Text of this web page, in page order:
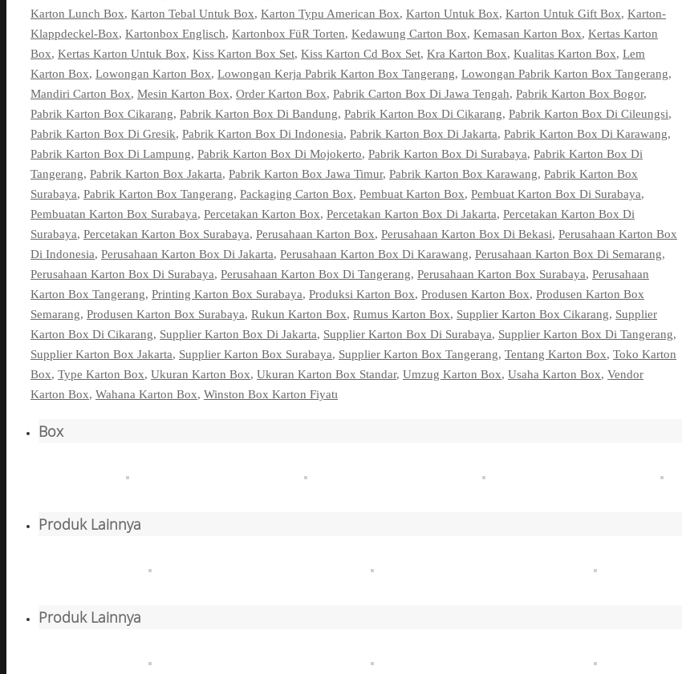
Karton Lunch Box, Karton Tebal Untuk Box, Karton Typu American Box, Karton Untuk Box, Karton Untuk Gift Box, Karton-
Klappdeckel-Box, Kartonbox Englisch, Kartonbox FüR Torten, Kedawung Carton Box, Kemasan Karton Box, Kertas Karton
Box, Kertas Karton Untuk Box, Kiss Karton Box Set, Kiss Karton Cd Box Set, Kra Karton Box, Kualitas Karton Box, Lem
Karton Box, Lowongan Karton Box, Lowongan Kerja Pabrik Karton Box Tangerang, Lowongan Pabrik Karton Box Tangerang,
Mandiri Carton Box, Mesin Karton Box, Order Karton Box, Pabrik Carton Box Di Jawa Tengah, Pabrik Karton Box Bogor,
Pabrik Karton Box Cikarang, Pabrik Karton Box Di Bandung, Pabrik Karton Box Di Cikarang, Pabrik Karton Box Di Cileungsi,
Pabrik Karton Box Di Gresik, Pabrik Karton Box Di Indonesia, Pabrik Karton Box Di Jakarta, Pabrik Karton Box Di Karawang,
Pabrik Karton Box Di Lampung, Pabrik Karton Box Di Mojokerto, Pabrik Karton Box Di Surabaya, Pabrik Karton Box Di
Tangerang, Pabrik Karton Box Jakarta, Pabrik Karton Box Jawa Timur, Pabrik Karton Box Karawang, Pabrik Karton Box
Surabaya, Pabrik Karton Box Tangerang, Packaging Carton Box, Pembuat Karton Box, Pembuat Karton Box Di Surabaya,
Pembuatan Karton Box Surabaya, Percetakan Karton Box, Percetakan Karton Box Di Jakarta, Percetakan Karton Box Di
Surabaya, Percetakan Karton Box Surabaya, Perusahaan Karton Box, Perusahaan Karton Box Di Bekasi, Perusahaan Karton Box
Di Indonesia, Perusahaan Karton Box Di Jakarta, Perusahaan Karton Box Di Karawang, Perusahaan Karton Box Di Semarang,
Perusahaan Karton Box Di Surabaya, Perusahaan Karton Box Di Tangerang, Perusahaan Karton Box Surabaya, Perusahaan
Karton Box Tangerang, Printing Karton Box Surabaya, Produksi Karton Box, Produsen Karton Box, Produsen Karton Box
Semarang, Produsen Karton Box Surabaya, Rukun Karton Box, Rumus Karton Box, Supplier Karton Box Cikarang, Supplier
Karton Box Di Cikarang, Supplier Karton Box Di Jakarta, Supplier Karton Box Di Surabaya, Supplier Karton Box Di Tangerang,
Supplier Karton Box Jakarta, Supplier Karton Box Surabaya, Supplier Karton Box Tangerang, Tentang Karton Box, Toko Karton
Box, Type Karton Box, Ukuran Karton Box, Ukuran Karton Box Standar, Umzug Karton Box, Usaha Karton Box, Vendor
Karton Box, Wahana Karton Box, Winston Box Karton Fiyatı
Box
Produk Lainnya
Produk Lainnya